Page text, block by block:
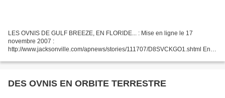
LES OVNIS DE GULF BREEZE, EN FLORIDE... : Mise en ligne le 17
novembre 2007 :
http://www.jacksonville.com/apnews/stories/111707/D8SVCKGO1.shtml En
u=http%3A%2F%2Fwww.jacksonville.com%2Fapnews%2Fstories%2F11170
DES OVNIS EN ORBITE TERRESTRE